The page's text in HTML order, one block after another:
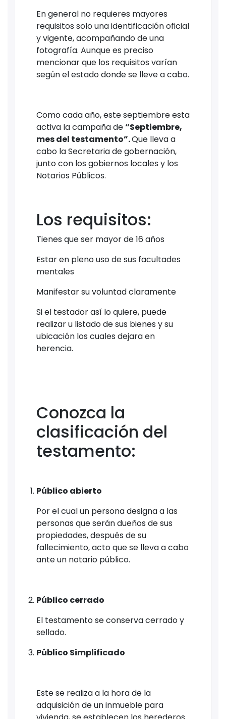
En general no requieres mayores
requisitos solo una identificación oficial
y vigente, acompañando de una
fotografía. Aunque es preciso
mencionar que los requisitos varían
según el estado donde se lleve a cabo.
Como cada año, este septiembre esta
activa la campaña de“Septiembre,
mes del testamento”.Que lleva a
cabo la Secretaria de gobernación,
junto con los gobiernos locales y los
Notarios Públicos.
Los requisitos:
Tienes que ser mayor de 16 años
Estar en pleno uso de sus facultades
mentales
Manifestar su voluntad claramente
Si el testador así lo quiere, puede
realizar u listado de sus bienes y su
ubicación los cuales dejara en
herencia.
Conozca la
clasificación del
testamento:
Público abierto
Por el cual un persona designa a las
personas que serán dueños de sus
propiedades, después de su
fallecimiento, acto que se lleva a cabo
ante un notario público.
Público cerrado
El testamento se conserva cerrado y
sellado.
Público Simplificado
Este se realiza a la hora de la
adquisición de un inmueble para